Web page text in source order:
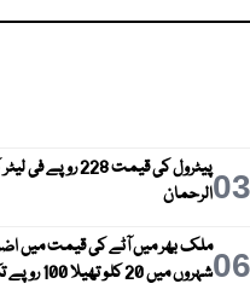
03
پیٹرول کی قیمت 228
الرحمان
06ملک بھر میں آٹے کی قیمت میں
شہروں میں 20 کلو تھیلا 100 روپے تک مہنگا